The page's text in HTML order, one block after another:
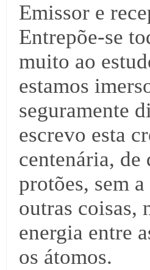
Emissor e
Entrepõe-se
muito ao
estamos
seguramente
escrevo esta
centenária, de
protões, sem
outras coisas,
energia entre
os átomos.